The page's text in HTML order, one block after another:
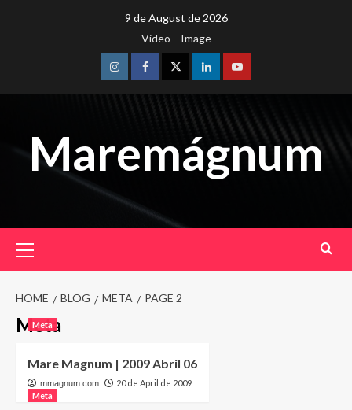
9 de August de 2026
Video
Image
InstagramFacebookTwitterLinkedinYoutube
Maremágnum
Menu
HOME BLOG META PAGE 2
Meta
Meta
Mare Magnum | 2009 Abril 06
mmagnum.com
20 de April de 2009
Meta